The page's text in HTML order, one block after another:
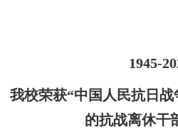
1945-
我校荣获“中国人民抗日战
的抗战离休干